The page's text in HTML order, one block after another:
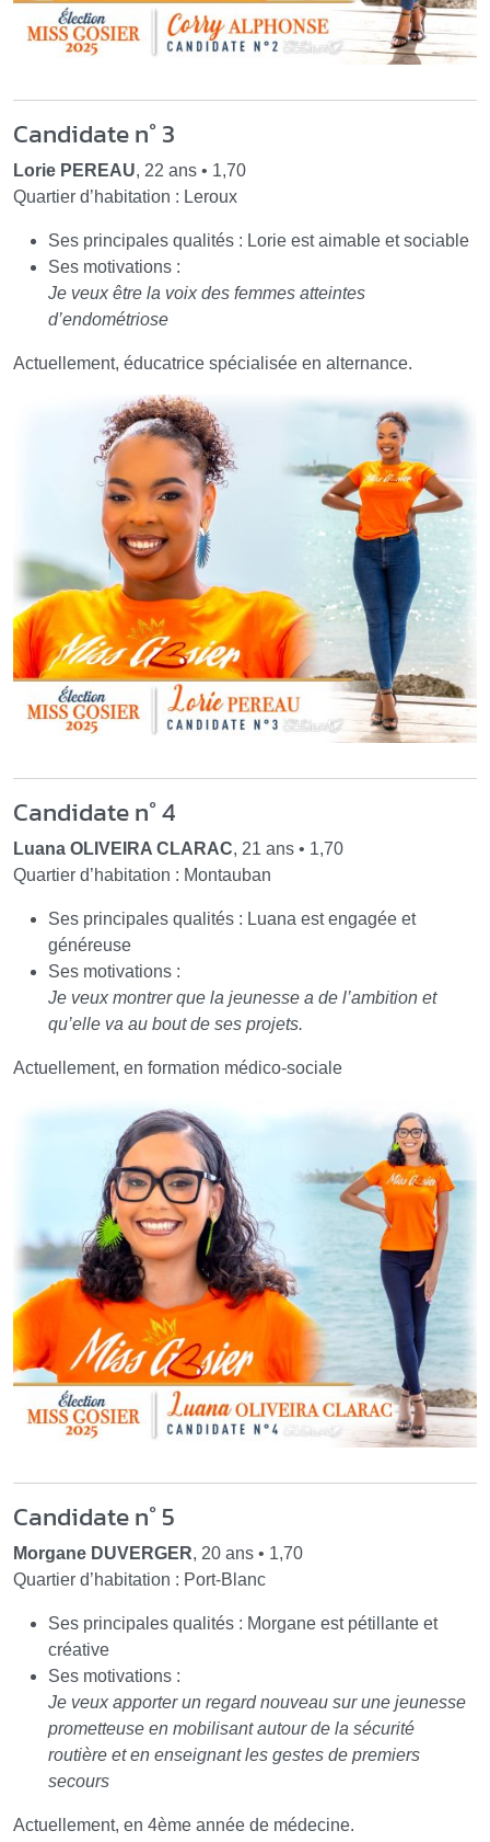
Candidate n° 3
Lorie PEREAU, 22 ans • 1,70
Quartier d’habitation : Leroux
Ses principales qualités : Lorie est aimable et sociable
Ses motivations :
Je veux être la voix des femmes atteintes
d’endométriose
Actuellement, éducatrice spécialisée en alternance.
Candidate n° 4
Luana OLIVEIRA CLARAC, 21 ans • 1,70
Quartier d’habitation : Montauban
Ses principales qualités : Luana est engagée et
généreuse
Ses motivations :
Je veux montrer que la jeunesse a de l’ambition et
qu’elle va au bout de ses projets.
Actuellement, en formation médico-sociale
Candidate n° 5
Morgane DUVERGER, 20 ans • 1,70
Quartier d’habitation : Port-Blanc
Ses principales qualités : Morgane est pétillante et
créative
Ses motivations :
Je veux apporter un regard nouveau sur une jeunesse
prometteuse en mobilisant autour de la sécurité
routière et en enseignant les gestes de premiers
secours
Actuellement, en 4ème année de médecine.